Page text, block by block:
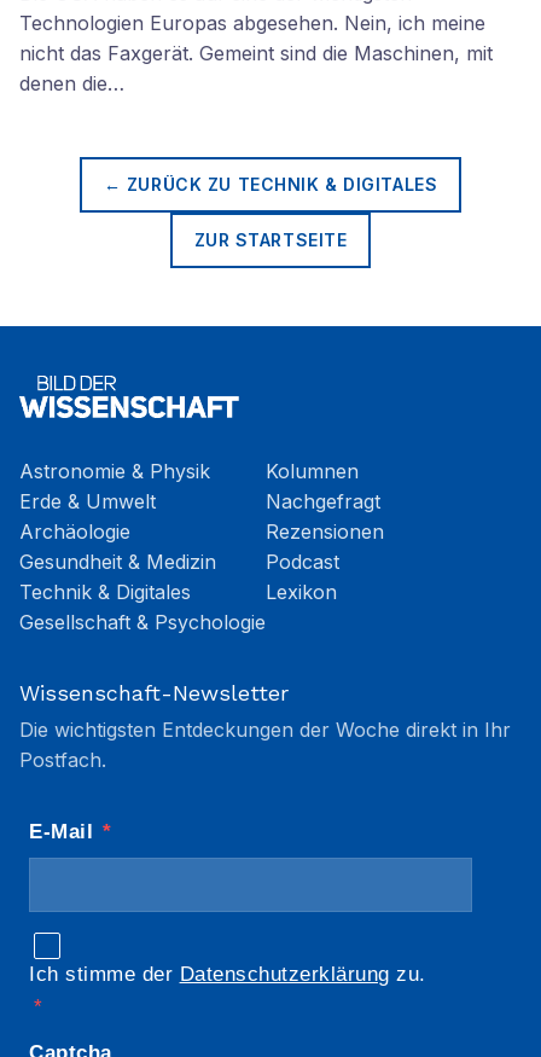
Technologien Europas abgesehen. Nein, ich meine
nicht das Faxgerät. Gemeint sind die Maschinen, mit
denen die…
← ZURÜCK ZU TECHNIK & DIGITALES
ZUR STARTSEITE
Astronomie & Physik
Erde & Umwelt
Archäologie
Gesundheit & Medizin
Technik & Digitales
Gesellschaft & Psychologie
Kolumnen
Nachgefragt
Rezensionen
Podcast
Lexikon
Wissenschaft-Newsletter
Die wichtigsten Entdeckungen der Woche direkt in Ihr
Postfach.